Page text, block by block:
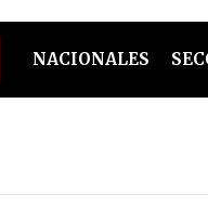
NACIONALES